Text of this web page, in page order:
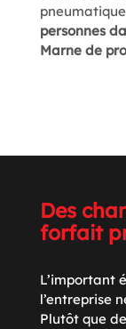
personnes
Marne de
Des
forfait
L’important
l’entreprise
Plutôt que